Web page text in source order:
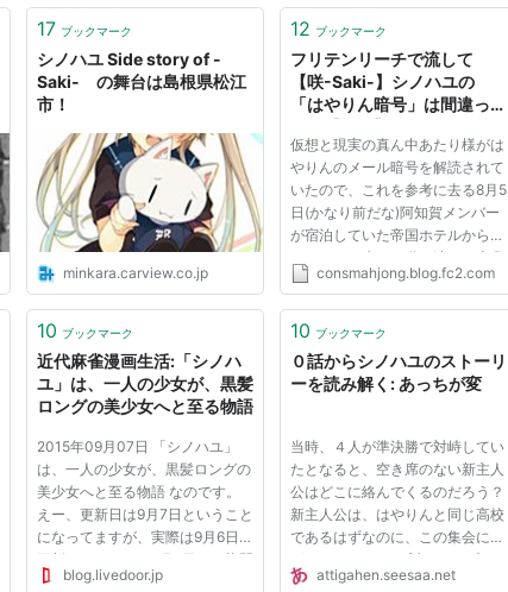
17 ブックマーク
シノハユ Side story of -
Saki- の舞台は島根県松江
市！
minkara.carview.co.jp
12 ブックマーク
フリテンリーチで流して
【咲-Saki-】シノハユの
「はやりん暗号」は間違って
仮想と現実の真ん中あたり様がは
やりんのメール暗号を解読されて
いたので、これを参考に去る8月5
日(かなり前だな)阿知賀メンバー
が宿泊していた帝国ホテルからレ
ジェンドの歩いた道を辿り、麻雀
バー「Blitz storm」の場所に実際
仮想と現実の真ん中あたり様のも
consmahjong.blog.fc2.com
10 ブックマーク
近代麻雀漫画生活:「シノハ
ユ」は、一人の少女が、黒髪
ロングの美少女へと至る物語
2015年09月07日 「シノハユ」
は、一人の少女が、黒髪ロングの
美少女へと至る物語 なのです。
えー、更新日は9月7日ということ
になってますが、実際は9月6日に
更新しています。9月6日は、龍門
渕高校3年・天江衣さんの誕生日
blog.livedoor.jp
10 ブックマーク
０話からシノハユのストーリ
ーを読み解く: あっちが変
当時、４人が準決勝で対峙してい
たとなると、空き席のない新主人
公はどこに絡んでくるのだろう？
新主人公は、はやりんと同じ高校
であるはずなのに、この集会に呼
ばれていません。 対して、プロ
でない晴絵が呼ばれているのは、
attigahen.seesaa.net